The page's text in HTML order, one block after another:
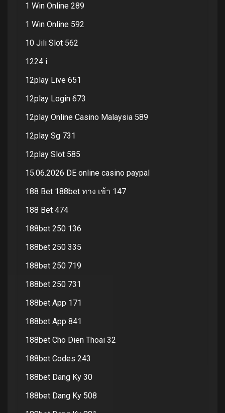
1 Win Online 289
1 Win Online 592
10 Jili Slot 562
1224 i
12play Live 651
12play Login 673
12play Online Casino Malaysia 589
12play Sg 731
12play Slot 585
15.06.2026 DE online casino paypal
188 Bet 188bet ทาง เข้า 147
188 Bet 474
188bet 250 136
188bet 250 335
188bet 250 719
188bet 250 731
188bet App 171
188bet App 841
188bet Cho Dien Thoai 32
188bet Codes 243
188bet Dang Ky 30
188bet Dang Ky 508